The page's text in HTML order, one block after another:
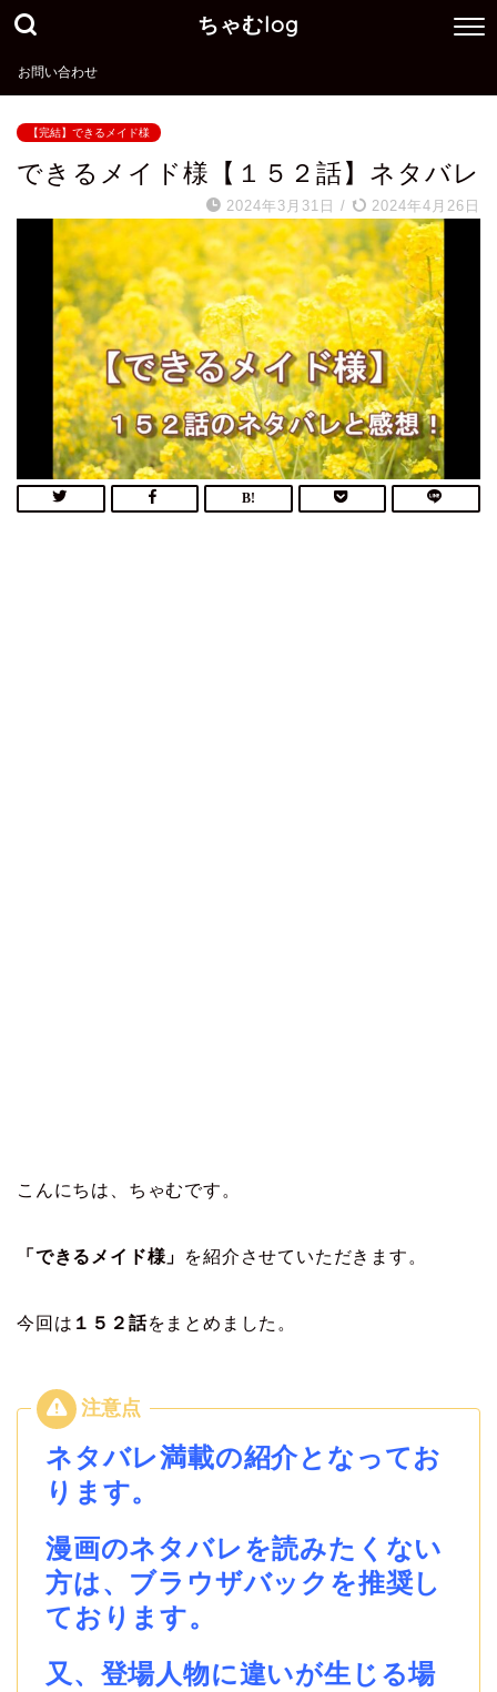
ちゃむlog
お問い合わせ
【完結】できるメイド様
できるメイド様【１５２話】ネタバレ
2024年3月31日 / 2024年4月26日
こんにちは、ちゃむです。
「できるメイド様」 を紹介させていただきます。
今回は １５２ 話をまとめました。
ネタバレ満載の紹介となってお
ります。
漫画のネタバレを読みたくない
方は、ブラウザバックを推奨し
ております。
又、登場人物に違いが生じる場